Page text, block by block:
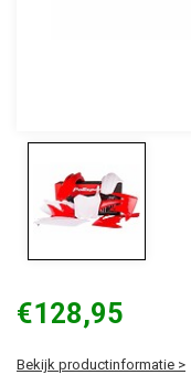
€128,95
Bekijk productinformatie >